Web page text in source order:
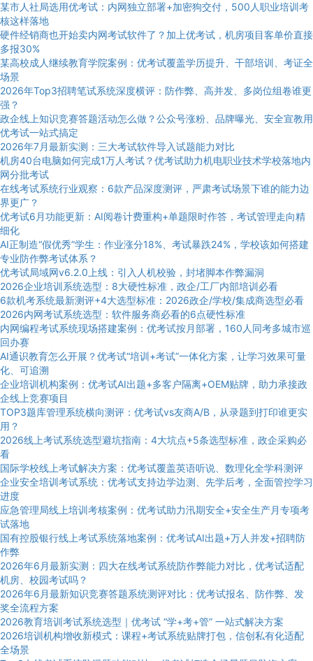
某市人社局选用优考试：内网独立部署+加密狗交付，500人职业培训考
核这样落地
硬件经销商也开始卖内网考试软件了？加上优考试，机房项目客单价直接
多报30%
某高校成人继续教育学院案例：优考试覆盖学历提升、干部培训、考证全
场景
2026年Top3招聘笔试系统深度横评：防作弊、高并发、多岗位组卷谁更
强？
政企线上知识竞赛答题活动怎么做？公众号涨粉、品牌曝光、安全宣教用
优考试一站式搞定
2026年7月最新实测：三大考试软件导入试题能力对比
机房40台电脑如何完成1万人考试？优考试助力机电职业技术学校落地内
网分批考试
在线考试系统行业观察：6款产品深度测评，严肃考试场景下谁的能力边
界更广？
优考试6月功能更新：AI阅卷计费重构+单题限时作答，考试管理走向精
细化
AI正制造“假优秀”学生：作业涨分18%、考试暴跌24%，学校该如何搭建
专业防作弊考试体系？
优考试局域网v6.2.0上线：引入人机校验，封堵脚本作弊漏洞
2026企业培训系统选型：8大硬性标准，政企/工厂内部培训必看
6款机考系统最新测评+4大选型标准：2026政企/学校/集成商选型必看
2026内网考试系统选型：软件服务商必看的6点硬性标准
内网编程考试系统现场搭建案例：优考试按月部署，160人同考多城市巡
回办赛
AI通识教育怎么开展？优考试“培训+考试”一体化方案，让学习效果可量
化、可追溯
企业培训机构案例：优考试AI出题+多客户隔离+OEM贴牌，助力承接政
企线上竞赛项目
TOP3题库管理系统横向测评：优考试vs友商A/B，从录题到打印谁更实
用？
2026线上考试系统选型避坑指南：4大坑点+5条选型标准，政企采购必
看
国际学校线上考试解决方案：优考试覆盖英语听说、数理化全学科测评
企业安全培训考试系统：优考试支持边学边测、先学后考，全面管控学习
进度
应急管理局线上培训考核案例：优考试助力汛期安全+安全生产月专项考
试落地
国有控股银行线上考试系统落地案例：优考试AI出题+万人并发+招聘防
作弊
2026年6月最新实测：四大在线考试系统防作弊能力对比，优考试适配
机房、校园考试吗？
2026年6月最新知识竞赛答题系统测评对比：优考试报名、防作弊、发
奖全流程方案
2026教育培训考试系统选型｜优考试 “学+考+管” 一站式解决方案
2026培训机构增收新模式：课程+考试系统贴牌打包，信创私有化适配
全场景